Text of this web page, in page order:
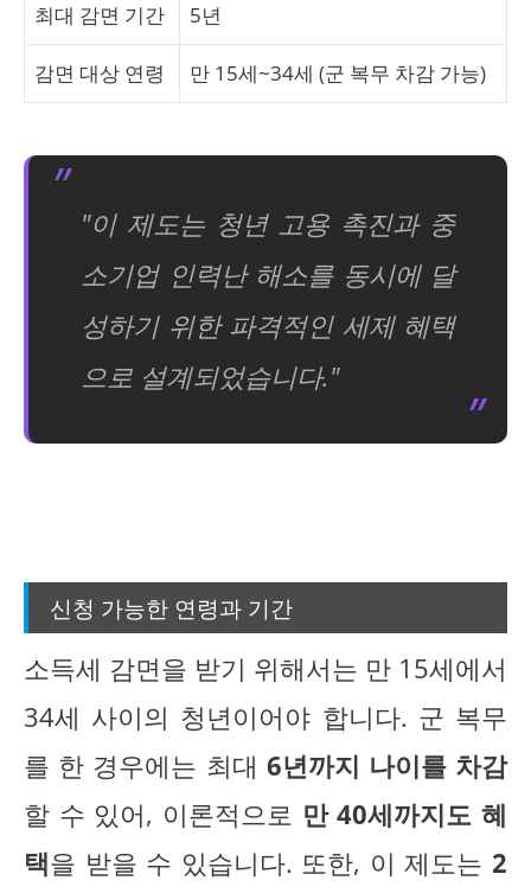
최대 감면 기간 5년
감면 대상 연령 만 15세~34세 (군 복무 차감 가능)
"이 제도는 청년 고용 촉진과 중
소기업 인력난 해소를 동시에 달
성하기 위한 파격적인 세제 혜택
으로 설계되었습니다."
신청 가능한 연령과 기간
소득세 감면을 받기 위해서는 만 15세에서
34세 사이의 청년이어야 합니다. 군 복무
를 한 경우에는 최대 6년까지 나이를 차감
할 수 있어, 이론적으로 만 40세까지도 혜
택을 받을 수 있습니다. 또한, 이 제도는 2